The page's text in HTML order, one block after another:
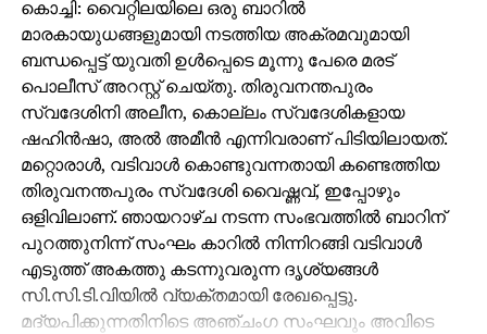
കൊച്ചി: വൈറ്റിലയിലെ ഒരു ബാറില്‍
മാരകായുധങ്ങളുമായി നടത്തിയ അക്രമവുമായി
ബന്ധപ്പെട്ട് യുവതി ഉള്‍പ്പെടെ മൂന്നു പേരെ മരട്
പൊലീസ് അറസ്റ്റ് ചെയ്തു. തിരുവനന്തപുരം
സ്വദേശിനി അലീന, കൊല്ലം സ്വദേശികളായ
ഷഹിന്‍ഷാ, അല്‍ അമീന്‍ എന്നിവരാണ് പിടിയിലായത്.
മറ്റൊരാള്‍, വടിവാള്‍ കൊണ്ടുവന്നതായി കണ്ടെത്തിയ
തിരുവനന്തപുരം സ്വദേശി വൈഷ്ണവ്, ഇപ്പോഴും
ഒളിവിലാണ്. ഞായറാഴ്ച നടന്ന സംഭവത്തില്‍ ബാറിന്
പുറത്തുനിന്ന് സംഘം കാറില്‍ നിന്നിറങ്ങി വടിവാള്‍
എടുത്ത് അകത്തു കടന്നുവരുന്ന ദൃശ്യങ്ങള്‍
സി.സി.ടി.വിയില്‍ വ്യക്തമായി രേഖപ്പെട്ടു.
മദ്യപിക്കുന്നതിനിടെ അഞ്ചംഗ സംഘവും അവിടെ